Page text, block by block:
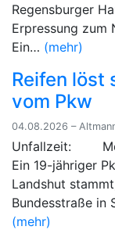
Regensburger
Erpressung zum
Ein… (mehr)
Reifen löst
vom Pkw
04.08.2026 –
Unfallzeit:
Ein 19-jähriger
Landshut
Bundesstraße in
(mehr)